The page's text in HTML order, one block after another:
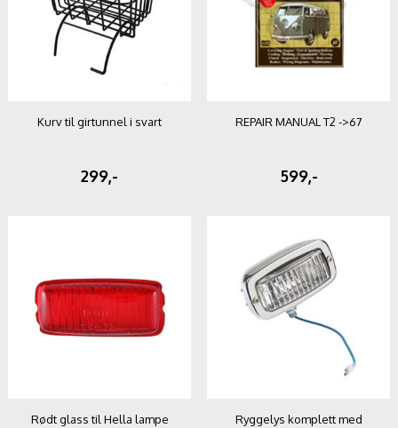
Kurv til girtunnel i svart
299,-
REPAIR MANUAL T2 ->67
599,-
Rødt glass til Hella lampe
Ryggelys komplett med